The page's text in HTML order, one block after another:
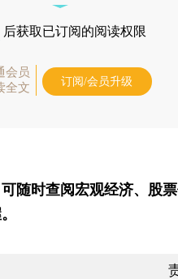
后获取已订阅的阅读权限
会员
全文
订阅/会员升级
可随时查阅宏观经济、股